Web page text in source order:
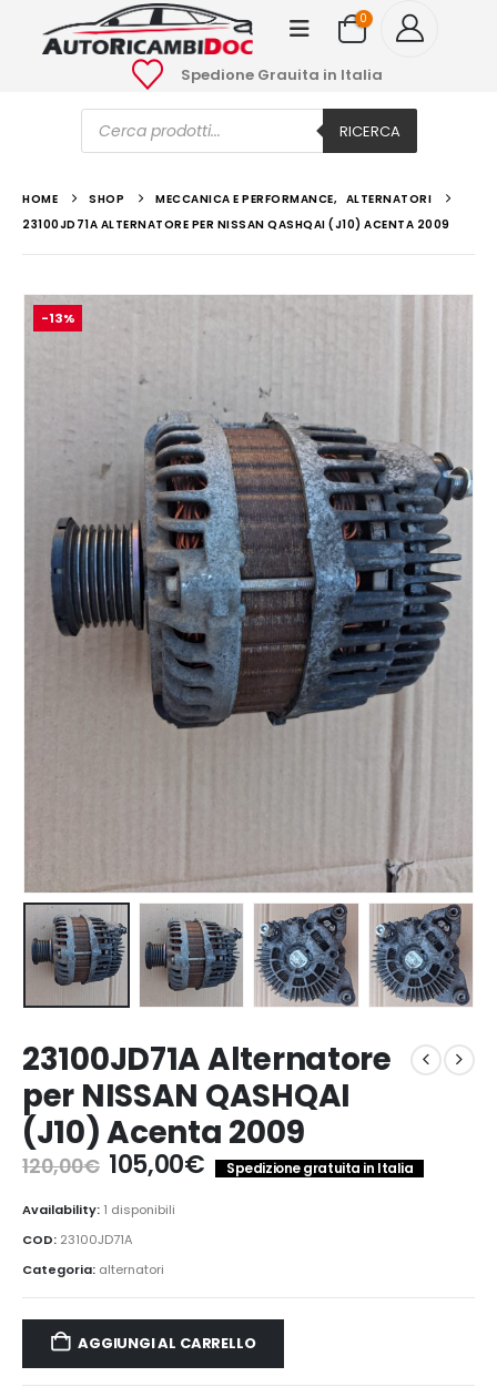
0
Spedione Grauita in Italia
Ricerca
prodotti RICERCA
HOME SHOP MECCANICA E PERFORMANCE, ALTERNATORI
23100JD71A ALTERNATORE PER NISSAN QASHQAI (J10) ACENTA 2009
-13%
23100JD71A Alternatore
per NISSAN QASHQAI
(J10) Acenta 2009
120,00€ Il
prezzo
originale
era:
120,00€.
105,00€Il
prezzo
Spedizione gratuita in Italia
Availability: 1 disponibili
COD: 23100JD71A
Categoria: alternatori
AGGIUNGI AL CARRELLO